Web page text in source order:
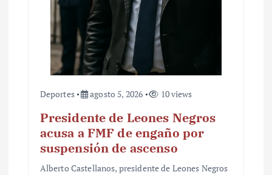
Deportes agosto 5, 2026 10 views
Presidente de Leones Negros
acusa a FMF de engaño por
suspensión de ascenso
Alberto Castellanos, presidente de Leones Negros